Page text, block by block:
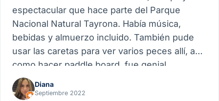
espectacular que hace parte del Parque
Nacional Natural Tayrona. Había música,
bebidas y almuerzo incluido. También pude
usar las caretas para ver varios peces allí, así
como hacer paddle board, fue genial.
Recomiendo este proveedor y su experiencia
de Velero, funcional para amigos, parejas o
Diana
Septiembre 2022